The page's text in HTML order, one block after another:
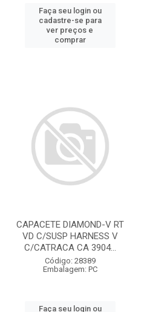
Faça seu login ou
cadastre-se para
ver preços e
comprar
CAPACETE DIAMOND-V RT
VD C/SUSP HARNESS V
C/CATRACA CA 3904...
Código: 28389
Embalagem: PC
Faça seu login ou